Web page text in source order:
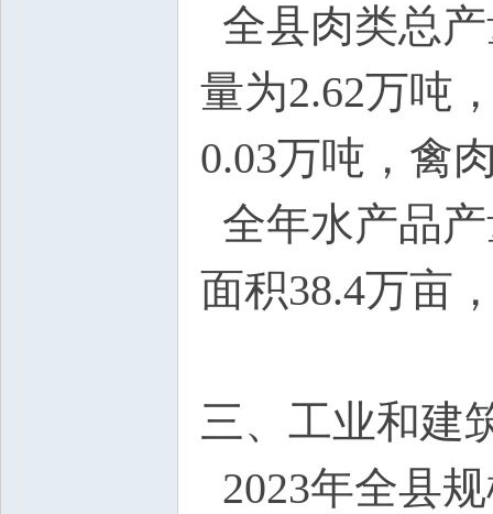
全县肉类总
量为2.62万吨
0.03万吨，禽
全年水产品
面积38.4万亩
三、工业和建
2023年全县